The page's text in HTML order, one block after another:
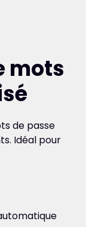
mots
de passe
Idéal pour